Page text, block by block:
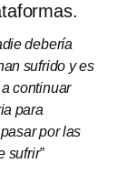
debería
sufrido y es
continuar
para
por las
sufrir”